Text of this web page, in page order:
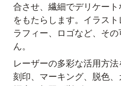
合させ、繊細でデリケー
をもたらします。イラス
ラフィー、ロゴなど、そ
ん。
レーザーの多彩な活用方法
刻印、マーキング、脱色、